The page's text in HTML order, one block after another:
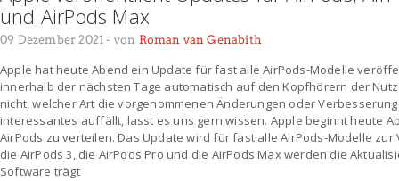
und AirPods Max
09 Dezember 2021 - von Roman van Genabith
Apple hat heute Abend ein Update für fast alle AirPods-Modelle
innerhalb der nächsten Tage automatisch auf den Kopfhörern der
nicht, welcher Art die vorgenommenen Änderungen oder
interessantes auffällt, lasst es uns gern wissen. Apple beginnt heute
AirPods zu verteilen. Das Update wird für fast alle AirPods-Modelle zur
die AirPods 3, die AirPods Pro und die AirPods Max werden die
Software trägt